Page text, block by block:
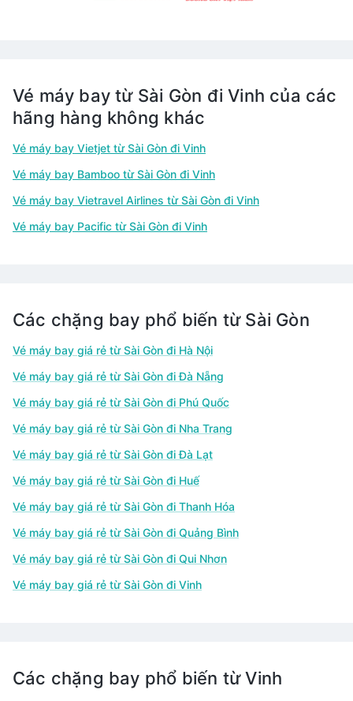
Vé máy bay từ Sài Gòn đi Vinh của các
hãng hàng không khác
Vé máy bay Vietjet từ Sài Gòn đi Vinh
Vé máy bay Bamboo từ Sài Gòn đi Vinh
Vé máy bay Vietravel Airlines từ Sài Gòn đi Vinh
Vé máy bay Pacific từ Sài Gòn đi Vinh
Các chặng bay phổ biến từ Sài Gòn
Vé máy bay giá rẻ từ Sài Gòn đi Hà Nội
Vé máy bay giá rẻ từ Sài Gòn đi Đà Nẵng
Vé máy bay giá rẻ từ Sài Gòn đi Phú Quốc
Vé máy bay giá rẻ từ Sài Gòn đi Nha Trang
Vé máy bay giá rẻ từ Sài Gòn đi Đà Lạt
Vé máy bay giá rẻ từ Sài Gòn đi Huế
Vé máy bay giá rẻ từ Sài Gòn đi Thanh Hóa
Vé máy bay giá rẻ từ Sài Gòn đi Quảng Bình
Vé máy bay giá rẻ từ Sài Gòn đi Qui Nhơn
Vé máy bay giá rẻ từ Sài Gòn đi Vinh
Các chặng bay phổ biến từ Vinh